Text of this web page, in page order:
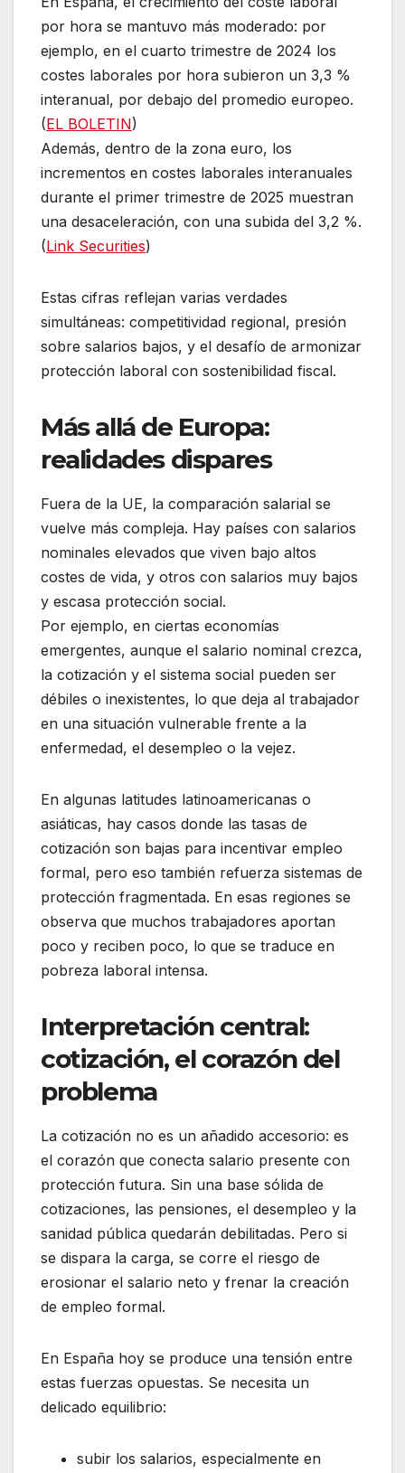
por hora se mantuvo más moderado: por
ejemplo, en el cuarto trimestre de 2024 los
costes laborales por hora subieron un 3,3 %
interanual, por debajo del promedio europeo.
(EL BOLETIN)
Además, dentro de la zona euro, los
incrementos en costes laborales interanuales
durante el primer trimestre de 2025 muestran
una desaceleración, con una subida del 3,2 %.
(Link Securities)
Estas cifras reflejan varias verdades
simultáneas: competitividad regional, presión
sobre salarios bajos, y el desafío de armonizar
protección laboral con sostenibilidad fiscal.
Más allá de Europa:
realidades dispares
Fuera de la UE, la comparación salarial se
vuelve más compleja. Hay países con salarios
nominales elevados que viven bajo altos
costes de vida, y otros con salarios muy bajos
y escasa protección social.
Por ejemplo, en ciertas economías
emergentes, aunque el salario nominal crezca,
la cotización y el sistema social pueden ser
débiles o inexistentes, lo que deja al trabajador
en una situación vulnerable frente a la
enfermedad, el desempleo o la vejez.
En algunas latitudes latinoamericanas o
asiáticas, hay casos donde las tasas de
cotización son bajas para incentivar empleo
formal, pero eso también refuerza sistemas de
protección fragmentada. En esas regiones se
observa que muchos trabajadores aportan
poco y reciben poco, lo que se traduce en
pobreza laboral intensa.
Interpretación central:
cotización, el corazón del
problema
La cotización no es un añadido accesorio: es
el corazón que conecta salario presente con
protección futura. Sin una base sólida de
cotizaciones, las pensiones, el desempleo y la
sanidad pública quedarán debilitadas. Pero si
se dispara la carga, se corre el riesgo de
erosionar el salario neto y frenar la creación
de empleo formal.
En España hoy se produce una tensión entre
estas fuerzas opuestas. Se necesita un
delicado equilibrio:
subir los salarios, especialmente en